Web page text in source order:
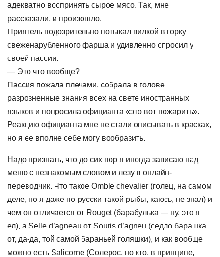
адекватно воспринять сырое мясо. Так, мне
рассказали, и произошло.
Приятель подозрительно потыкал вилкой в горку
свеженарубленного фарша и удивленно спросил у
своей пассии:
— Это что вообще?
Пассия пожала плечами, собрала в голове
разрозненные знания всех на свете иностранных
языков и попросила официанта «это вот пожарить».
Реакцию официанта мне не стали описывать в красках,
но я ее вполне себе могу вообразить.
Надо признать, что до сих пор я иногда зависаю над
меню с незнакомым словом и лезу в онлайн-
переводчик. Что такое Omble chevalier (голец, на самом
деле, но я даже по-русски такой рыбы, каюсь, не знал) и
чем он отличается от Rouget (барабулька — ну, это я
ел), а Selle d’agneau от Souris d’agneu (седло барашка
от, да-да, той самой бараньей голяшки), и как вообще
можно есть Salicorne (Солерос, но кто, в принципе,